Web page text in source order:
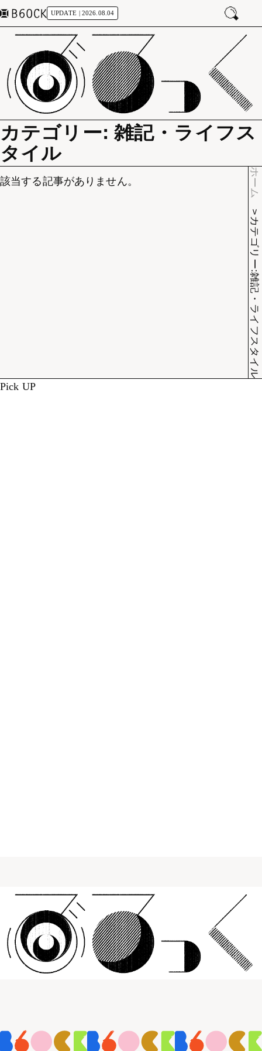
UPDATE | 2026.08.04
カテゴリー: 雑記・ライフス
タイル
ホーム
カテゴリー:雑記・ライフスタイル
該当する記事がありません。
Pick UP